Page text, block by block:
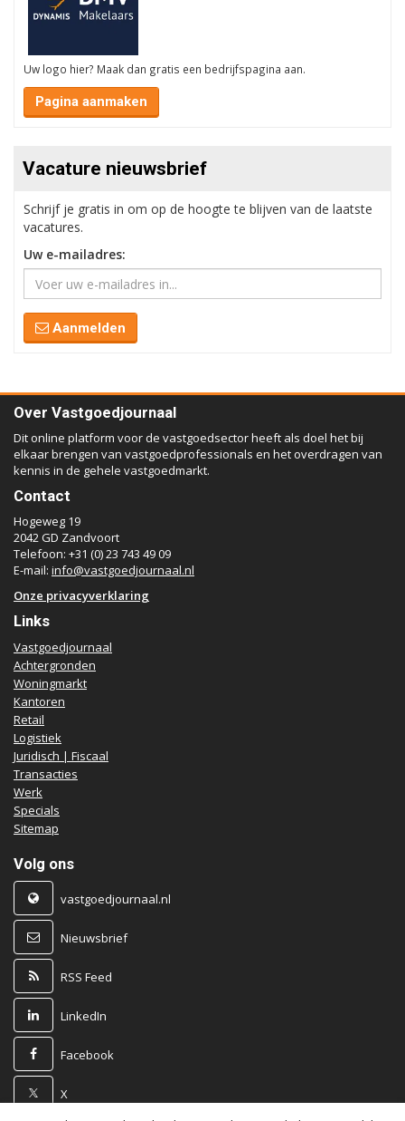
Uw logo hier? Maak dan gratis een bedrijfspagina aan.
Pagina aanmaken
Vacature nieuwsbrief
Schrijf je gratis in om op de hoogte te blijven van de laatste
vacatures.
Uw e-mailadres:
Aanmelden
Over Vastgoedjournaal
Dit online platform voor de vastgoedsector heeft als doel het bij
elkaar brengen van vastgoedprofessionals en het overdragen van
kennis in de gehele vastgoedmarkt.
Contact
Hogeweg 19
2042 GD Zandvoort
Telefoon: +31 (0) 23 743 49 09
E-mail: info@vastgoedjournaal.nl
Onze privacyverklaring
Links
Vastgoedjournaal
Achtergronden
Woningmarkt
Kantoren
Retail
Logistiek
Juridisch | Fiscaal
Transacties
Werk
Specials
Sitemap
Volg ons
vastgoedjournaal.nl
Nieuwsbrief
RSS Feed
LinkedIn
Facebook
X